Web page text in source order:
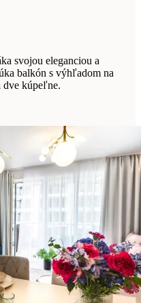
svojou eleganciou a
balkón s výhľadom na
dve kúpeľne.